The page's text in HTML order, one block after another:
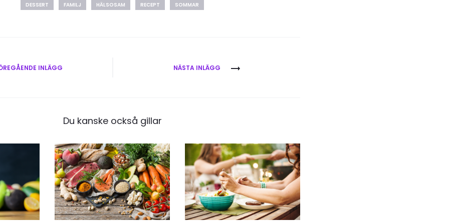
DESSERT FAMILJ HÄLSOSAM RECEPT SOMMAR
INLÄGG NÄSTA INLÄGG
Du kanske också gillar